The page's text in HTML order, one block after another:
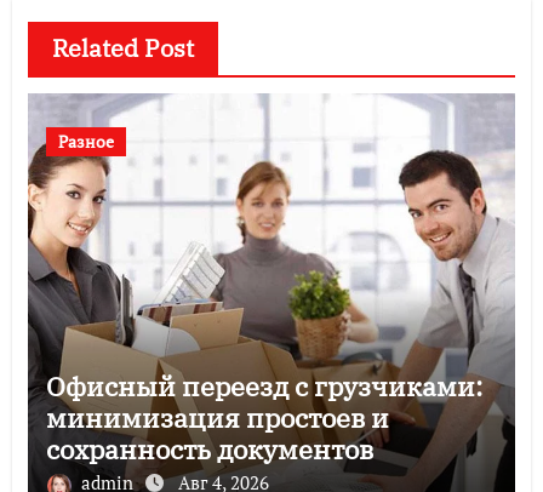
Related Post
Разное
Офисный переезд с грузчиками:
минимизация простоев и
сохранность документов
admin Авг 4, 2026